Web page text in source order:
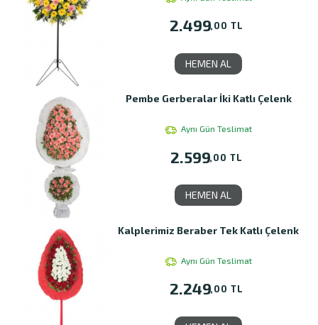
2.499,00 TL
HEMEN AL
Pembe Gerberalar İki Katlı Çelenk
Aynı Gün Teslimat
2.599,00 TL
HEMEN AL
Kalplerimiz Beraber Tek Katlı Çelenk
Aynı Gün Teslimat
2.249,00 TL